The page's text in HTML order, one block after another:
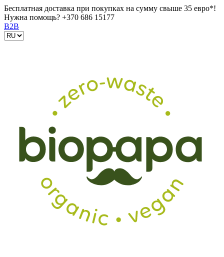
Бесплатная доставка при покупках на сумму свыше 35 евро*!
Нужна помощь? +370 686 15177
B2B